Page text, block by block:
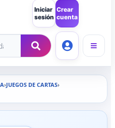
Iniciar
sesión
Crear
cuenta
›JUEGOS DE CARTAS›